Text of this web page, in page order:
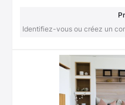
Identifiez-vous ou créez un